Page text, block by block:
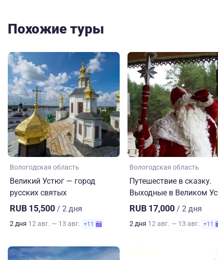
Похожие туры
Вологодская область
Великий Устюг — город
русских святых
RUB 15,500 / 2 дня
2 дня 12 авг. — 13 авг. +11
Вологодская область
Путешествие в сказку.
Выходные в Великом
RUB 17,000 / 2 дня
2 дня 12 авг. — 13 авг. +11